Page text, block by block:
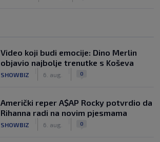
Video koji budi emocije: Dino Merlin
objavio najbolje trenutke s Koševa
SHOWBIZ 6. aug. 0
Američki reper A$AP Rocky potvrdio da
Rihanna radi na novim pjesmama
SHOWBIZ 6. aug. 0